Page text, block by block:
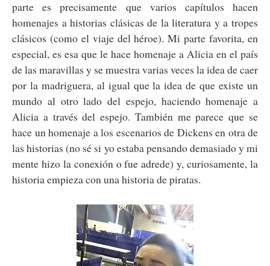
parte es precisamente que varios capítulos hacen
homenajes a historias clásicas de la literatura y a tropes
clásicos (como el viaje del héroe). Mi parte favorita, en
especial, es esa que le hace homenaje a Alicia en el país
de las maravillas y se muestra varias veces la idea de caer
por la madriguera, al igual que la idea de que existe un
mundo al otro lado del espejo, haciendo homenaje a
Alicia a través del espejo. También me parece que se
hace un homenaje a los escenarios de Dickens en otra de
las historias (no sé si yo estaba pensando demasiado y mi
mente hizo la conexión o fue adrede) y, curiosamente, la
historia empieza con una historia de piratas.